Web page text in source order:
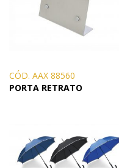
CÓD. AAX 88560
PORTA RETRATO